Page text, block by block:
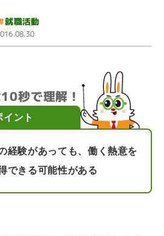
就職活動
秒で理解！
ント
経験があっても、働く熱意を
できる可能性がある